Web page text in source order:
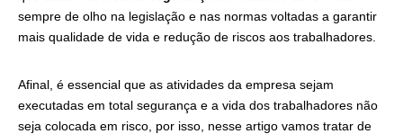
sempre de olho na legislação e nas normas voltadas a garantir
mais qualidade de vida e redução de riscos aos trabalhadores.
Afinal, é essencial que as atividades da empresa sejam
executadas em total segurança e a vida dos trabalhadores não
seja colocada em risco, por isso, nesse artigo vamos tratar de